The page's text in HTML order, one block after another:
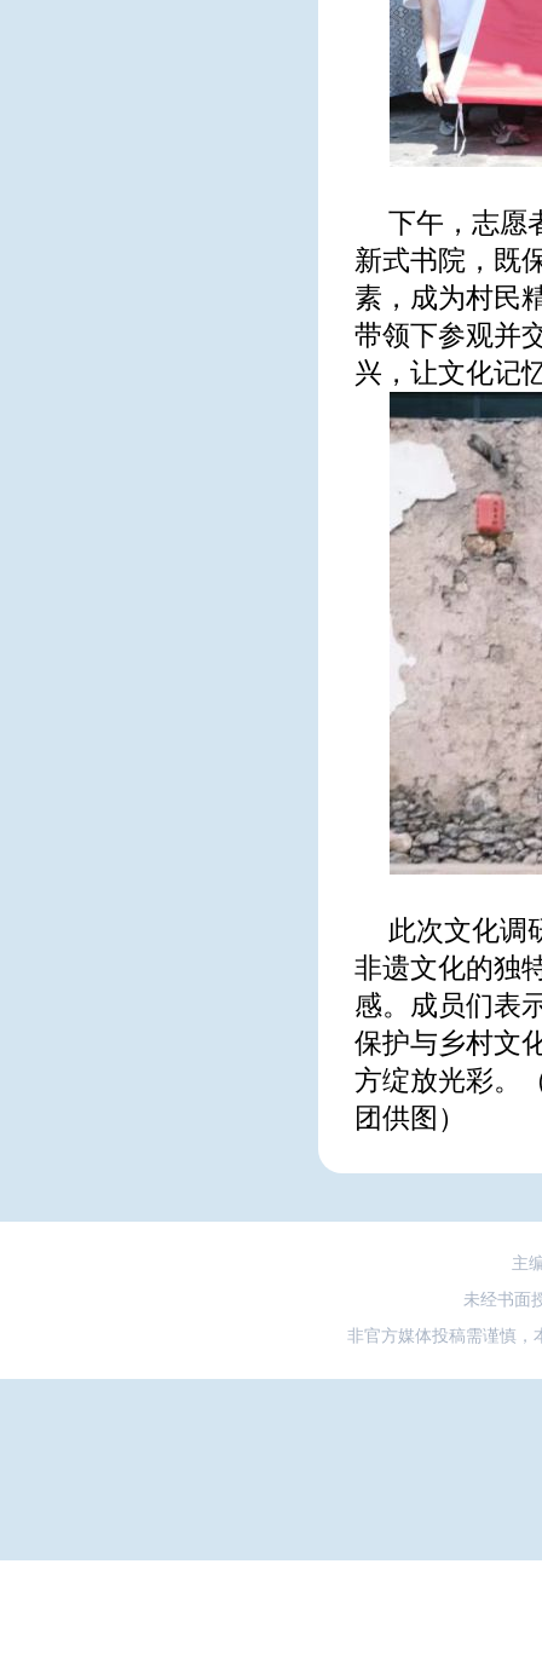
下午，志愿
新式书院，既
素，成为村民
带领下参观并
兴，让文化记
此次文化调
非遗文化的独
感。成员们表
保护与乡村文
方绽放光彩。
团供图 ）
主
未经书面
非官方媒体投稿需谨慎，